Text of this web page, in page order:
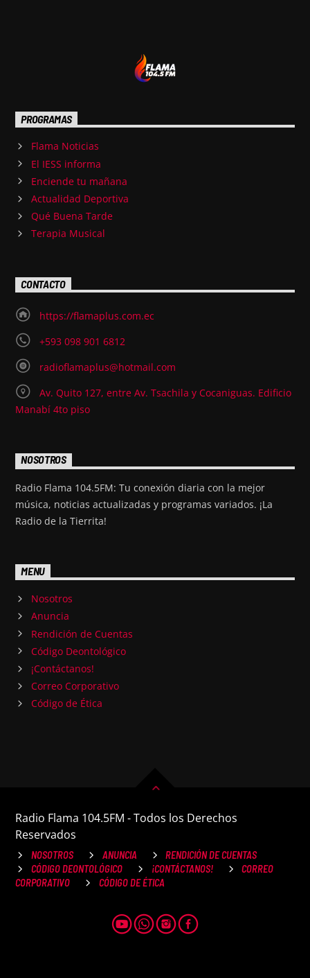
PROGRAMAS
Flama Noticias
El IESS informa
Enciende tu mañana
Actualidad Deportiva
Qué Buena Tarde
Terapia Musical
CONTACTO
https://flamaplus.com.ec
+593 098 901 6812
radioflamaplus@hotmail.com
Av. Quito 127, entre Av. Tsachila y Cocaniguas. Edificio
Manabí 4to piso
NOSOTROS
Radio Flama 104.5FM: Tu conexión diaria con la mejor
música, noticias actualizadas y programas variados. ¡La
Radio de la Tierrita!
MENU
Nosotros
Anuncia
Rendición de Cuentas
Código Deontológico
¡Contáctanos!
Correo Corporativo
Código de Ética
Radio Flama 104.5FM - Todos los Derechos
Reservados
NOSOTROS ANUNCIA
RENDICIÓN DE CUENTAS
CÓDIGO DEONTOLÓGICO
¡CONTÁCTANOS!
CORREO
CORPORATIVO
CÓDIGO DE ÉTICA